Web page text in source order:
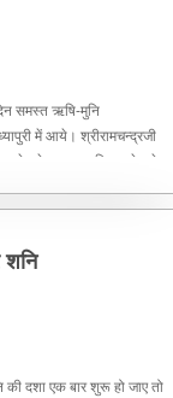
समस्त ऋषि-मुनि
में आये। श्रीरामचन्द्रजी
करते हुये अगस्त्य मुनि कहने लगे,
शनि
दशा एक बार शुरू हो जाए तो